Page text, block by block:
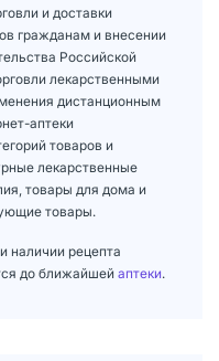
и доставки
гражданам и внесении
Российской
лекарственными
дистанционным
аптеки
товаров и
лекарственные
товары для дома и
товары.
наличии рецепта
до ближайшей аптеки.